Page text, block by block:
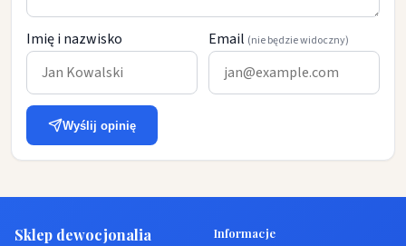
Imię i nazwisko Email (nie będzie widoczny)
Wyślij opinię
Sklep dewocjonalia Informacje